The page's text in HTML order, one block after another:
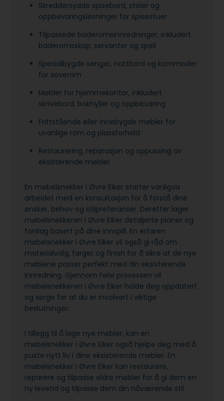
Skreddersydde spisebord, stoler og
oppbevaringsløsninger for spisestuer
Tilpassede baderomsinnredninger, inkludert
baderomsskap, servanter og speil
Spesialbygde senger, nattbord og kommoder
for soverom
Møbler for hjemmekontor, inkludert
skrivebord, bokhyller og oppbevaring
Frittstående eller innebygde møbler for
uvanlige rom og plassforhold
Restaurering, reparasjon og oppussing av
eksisterende møbler
En møbelsnekker i Øvre Eiker starter vanligvis
arbeidet med en konsultasjon for å forstå dine
ønsker, behov og stilpreferanser. Deretter lager
møbelsnekkeren i Øvre Eiker detaljerte planer og
forslag basert på dine innspill. En erfaren
møbelsnekker i Øvre Eiker vil også gi råd om
materialvalg, farger og finish for å sikre at de nye
møblene passer perfekt med din eksisterende
innredning. Gjennom hele prosessen vil
møbelsnekkeren i Øvre Eiker holde deg oppdatert
og sørge for at du er involvert i viktige
beslutninger.
I tillegg til å lage nye møbler, kan en
møbelsnekker i Øvre Eiker også hjelpe deg med å
puste nytt liv i dine eksisterende møbler. En
møbelsnekker i Øvre Eiker kan restaurere,
reparere og tilpasse eldre møbler for å gi dem en
ny levetid og tilpasse dem din nåværende stil.